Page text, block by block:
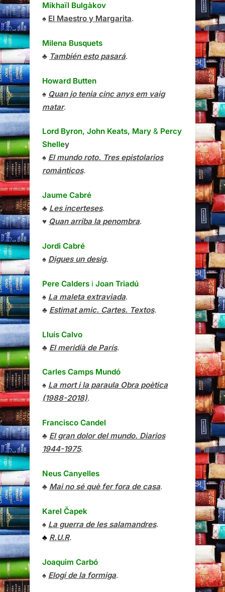
Mikhaïl Bulgàkov
♠ El Maestro y Margarita.
Milena Busquets
♣ También esto pasará.
Howard Butten
♠ Quan jo tenia cinc anys em vaig
matar.
Lord Byron, John Keats, Mary & Percy
Shelley
♠ El mundo roto. Tres epistolarios
románticos.
Jaume Cabré
♣ Les incerteses.
♥ Quan arriba la penombra.
Jordi Cabré
♠ Digues un desig.
Pere Calders i Joan Triadú
♠ La maleta extraviada.
♣ Estimat amic. Cartes. Textos.
Lluís Calvo
♣ El meridià de París.
Carles Camps Mundó
♠ La mort i la paraula Obra poètica
(1988-2018).
Francisco Candel
♣ El gran dolor del mundo. Diarios
1944-1975.
Neus Canyelles
♣ Mai no sé què fer fora de casa.
Karel Čapek
♠ La guerra de les salamandres.
♣ R.U.R.
Joaquim Carbó
♠ Elogi de la formiga.